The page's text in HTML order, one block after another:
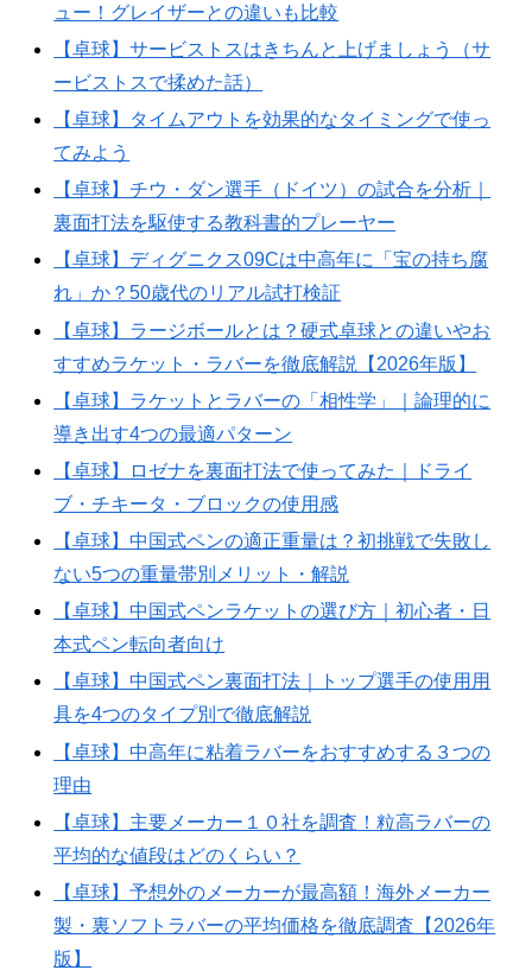
ュー！グレイザーとの違いも比較
【卓球】サービストスはきちんと上げましょう（サ
ービストスで揉めた話）
【卓球】タイムアウトを効果的なタイミングで使っ
てみよう
【卓球】チウ・ダン選手（ドイツ）の試合を分析｜
裏面打法を駆使する教科書的プレーヤー
【卓球】ディグニクス09Cは中高年に「宝の持ち腐
れ」か？50歳代のリアル試打検証
【卓球】ラージボールとは？硬式卓球との違いやお
すすめラケット・ラバーを徹底解説【2026年版】
【卓球】ラケットとラバーの「相性学」｜論理的に
導き出す4つの最適パターン
【卓球】ロゼナを裏面打法で使ってみた｜ドライ
ブ・チキータ・ブロックの使用感
【卓球】中国式ペンの適正重量は？初挑戦で失敗し
ない5つの重量帯別メリット・解説
【卓球】中国式ペンラケットの選び方｜初心者・日
本式ペン転向者向け
【卓球】中国式ペン裏面打法｜トップ選手の使用用
具を4つのタイプ別で徹底解説
【卓球】中高年に粘着ラバーをおすすめする３つの
理由
【卓球】主要メーカー１０社を調査！粒高ラバーの
平均的な値段はどのくらい？
【卓球】予想外のメーカーが最高額！海外メーカー
製・裏ソフトラバーの平均価格を徹底調査【2026年
版】